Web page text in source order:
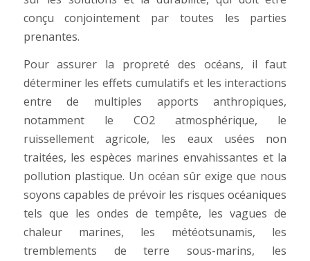
conçu conjointement par toutes les parties
prenantes.
Pour assurer la propreté des océans, il faut
déterminer les effets cumulatifs et les interactions
entre de multiples apports anthropiques,
notamment le CO2 atmosphérique, le
ruissellement agricole, les eaux usées non
traitées, les espèces marines envahissantes et la
pollution plastique. Un océan sûr exige que nous
soyons capables de prévoir les risques océaniques
tels que les ondes de tempête, les vagues de
chaleur marines, les météotsunamis, les
tremblements de terre sous-marins, les